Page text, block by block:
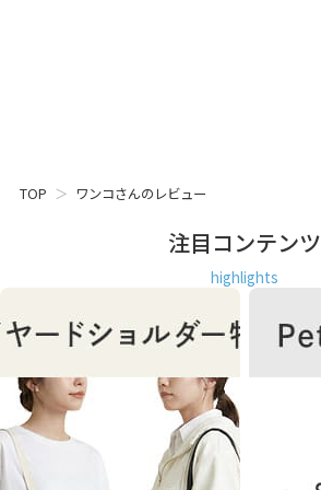
TOP ワンコさんのレビュー
注目コンテンツ
highlights